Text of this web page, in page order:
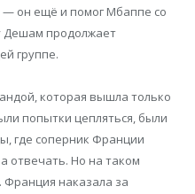
— он ещё и помог Мбаппе со
Дешам продолжает
группе.
которая вышла только
попытки цепляться, были
где соперник Франции
отвечать. Но на таком
Франция наказала за